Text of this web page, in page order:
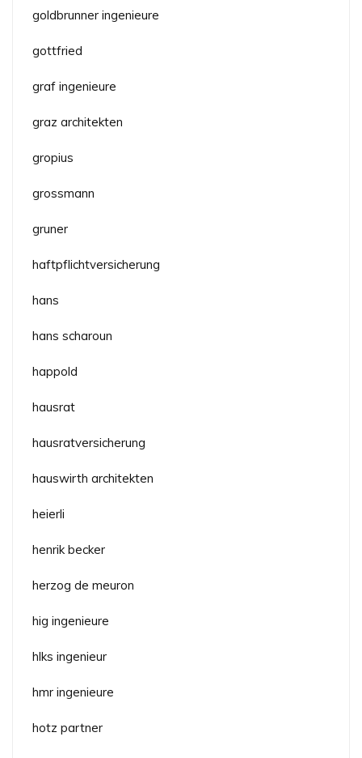
goldbrunner ingenieure
gottfried
graf ingenieure
graz architekten
gropius
grossmann
gruner
haftpflichtversicherung
hans
hans scharoun
happold
hausrat
hausratversicherung
hauswirth architekten
heierli
henrik becker
herzog de meuron
hig ingenieure
hlks ingenieur
hmr ingenieure
hotz partner